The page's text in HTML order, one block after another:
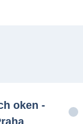
oken -